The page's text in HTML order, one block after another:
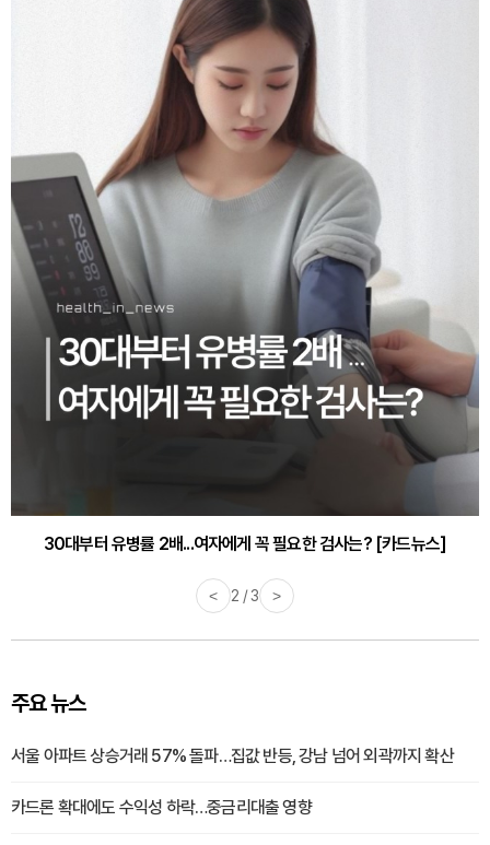
30대부터 유병률 2배...여자에게 꼭 필요한 검사는? [카드뉴스]
< 2 / 3 >
주요 뉴스
서울 아파트 상승거래 57% 돌파…집값 반등, 강남 넘어 외곽까지 확산
카드론 확대에도 수익성 하락…중금리대출 영향